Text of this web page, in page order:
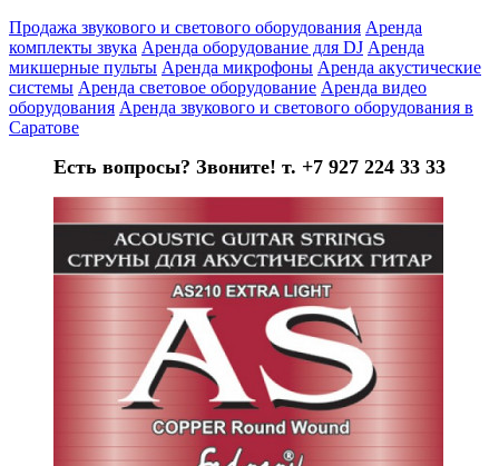
Продажа звукового и светового оборудования Аренда
комплекты звука Аренда оборудование для DJ Аренда
микшерные пульты Аренда микрофоны Аренда акустические
системы Аренда световое оборудование Аренда видео
оборудования Аренда звукового и светового оборудования в
Саратове
Есть вопросы? Звоните! т. +7 927 224 33 33